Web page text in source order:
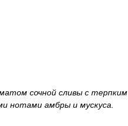
сочной сливы с терпким
нотами амбры и мускуса.